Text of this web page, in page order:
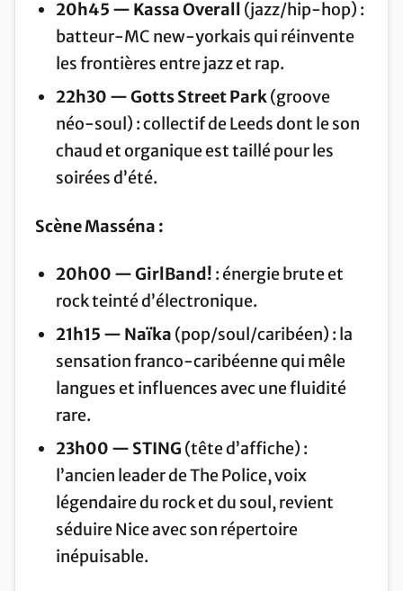
20h45 — Kassa Overall (jazz/hip-hop) :
batteur-MC new-yorkais qui réinvente
les frontières entre jazz et rap.
22h30 — Gotts Street Park(groove
néo-soul) : collectif de Leeds dont le son
chaud et organique est taillé pour les
soirées d’été.
Scène Masséna :
20h00 — GirlBand! : énergie brute et
rock teinté d’électronique.
21h15 — Naïka (pop/soul/caribéen) : la
sensation franco-caribéenne qui mêle
langues et influences avec une fluidité
rare.
23h00 — STING (tête d’affiche) :
l’ancien leader de The Police, voix
légendaire du rock et du soul, revient
séduire Nice avec son répertoire
inépuisable.